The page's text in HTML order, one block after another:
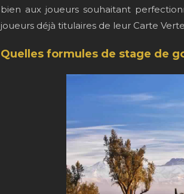
bien aux joueurs souhaitant
joueurs déjà titulaires de leur Carte
Quelles formules de stage de